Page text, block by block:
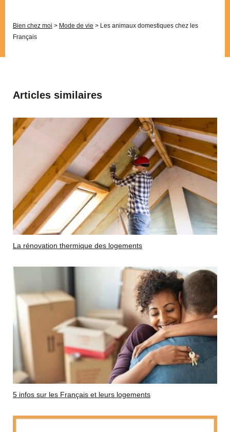
Bien chez moi > Mode de vie > Les animaux domestiques chez les
Français
Articles similaires
La rénovation thermique des logements
5 infos sur les Français et leurs logements